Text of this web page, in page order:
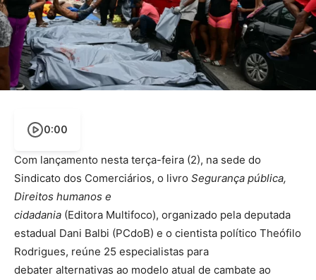
0:00
Com lançamento nesta terça-feira (2), na sede do
Sindicato dos Comerciários, o livro Segurança pública,
Direitos humanos e
cidadania (Editora Multifoco), organizado pela deputada
estadual Dani Balbi (PCdoB) e o cientista político Theófilo
Rodrigues, reúne 25 especialistas para
debater alternativas ao modelo atual de cambate ao